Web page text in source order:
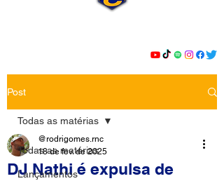
Post
Todas as matérias
Lançamentos
Todas as matérias
DJ Nathi é expulsa de
@rodrigomes.rnc
18 de fev. de 2025